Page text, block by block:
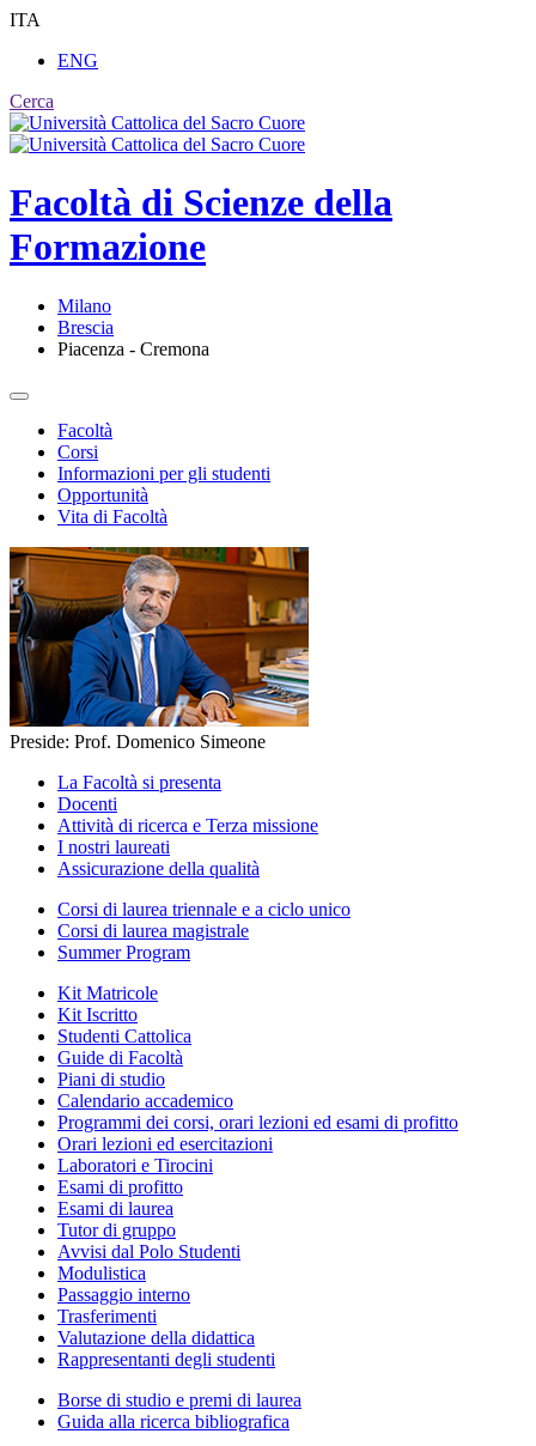
ITA
ENG
Cerca
Facoltà di Scienze della
Formazione
Milano
Brescia
Piacenza - Cremona
Facoltà
Corsi
Informazioni per gli studenti
Opportunità
Vita di Facoltà
Preside: Prof. Domenico Simeone
La Facoltà si presenta
Docenti
Attività di ricerca e Terza missione
I nostri laureati
Assicurazione della qualità
Corsi di laurea triennale e a ciclo unico
Corsi di laurea magistrale
Summer Program
Kit Matricole
Kit Iscritto
Studenti Cattolica
Guide di Facoltà
Piani di studio
Calendario accademico
Programmi dei corsi, orari lezioni ed esami di profitto
Orari lezioni ed esercitazioni
Laboratori e Tirocini
Esami di profitto
Esami di laurea
Tutor di gruppo
Avvisi dal Polo Studenti
Modulistica
Passaggio interno
Trasferimenti
Valutazione della didattica
Rappresentanti degli studenti
Borse di studio e premi di laurea
Guida alla ricerca bibliografica